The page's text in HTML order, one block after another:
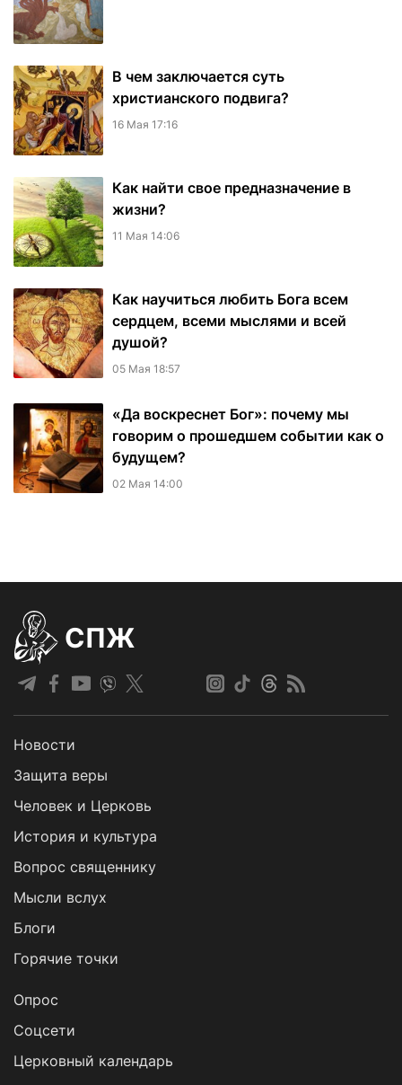
В чем заключается суть
христианского подвига?
16 Мая 17:16
Как найти свое предназначение в
жизни?
11 Мая 14:06
Как научиться любить Бога всем
сердцем, всеми мыслями и всей
душой?
05 Мая 18:57
«Да воскреснет Бог»: почему мы
говорим о прошедшем событии как о
будущем?
02 Мая 14:00
СПЖ
Новости
Защита веры
Человек и Церковь
История и культура
Вопрос священнику
Мысли вслух
Блоги
Горячие точки
Опрос
Cоцсети
Церковный календарь